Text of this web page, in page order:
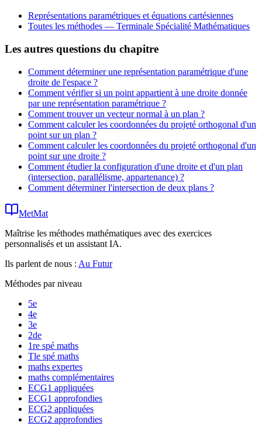
Représentations paramétriques et équations cartésiennes
Toutes les méthodes — Terminale Spécialité Mathématiques
Les autres questions du chapitre
Comment déterminer une représentation paramétrique d'une
droite de l'espace ?
Comment vérifier si un point appartient à une droite donnée
par une représentation paramétrique ?
Comment trouver un vecteur normal à un plan ?
Comment calculer les coordonnées du projeté orthogonal d'un
point sur un plan ?
Comment calculer les coordonnées du projeté orthogonal d'un
point sur une droite ?
Comment étudier la configuration d'une droite et d'un plan
(intersection, parallélisme, appartenance) ?
Comment déterminer l'intersection de deux plans ?
MetMat
Maîtrise les méthodes mathématiques avec des exercices
personnalisés et un assistant IA.
Ils parlent de nous : Au Futur
Méthodes par niveau
5e
4e
3e
2de
1re spé maths
Tle spé maths
maths expertes
maths complémentaires
ECG1 appliquées
ECG1 approfondies
ECG2 appliquées
ECG2 approfondies